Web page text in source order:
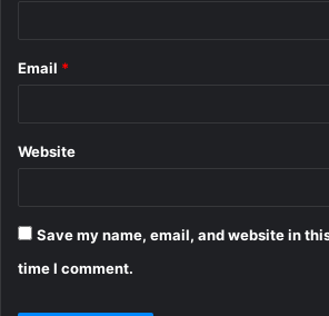
Email *
Website
Save my name, email, and website in
time I comment.